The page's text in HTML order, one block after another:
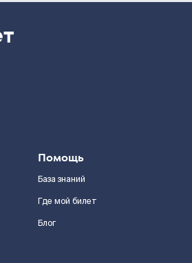
Помощь
База знаний
Где мой билет
Блог